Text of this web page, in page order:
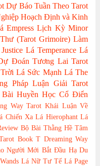
Dự Báo Tuần Theo Tarot
Hoạch Định và Kinh
Empress Lịch Kỳ Minor
(Tarot Grimoire) Làm
Lá Temperance Lá
Đoán Tương Lai Tarot
Lá Sức Mạnh Lá The
Pháp Luận Giải Tarot
Bài Huyền Học Cổ Điển
Way Tarot Khái Luận Về
Chiến Xa Lá Hierophant Lá
Bộ Bài Thằng Hề Tâm
Book T Dreaming Way
Người Mới Bắt Đầu Hạ Du
Lá Nữ Tư Tế Lá Page